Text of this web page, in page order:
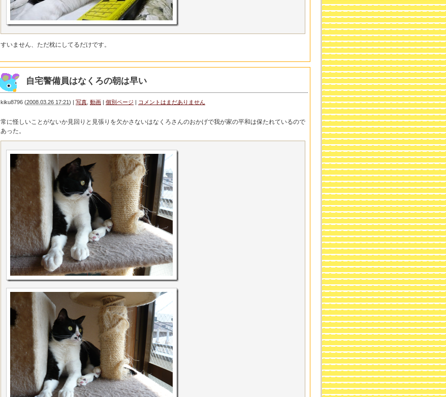
すいません、ただ枕にしてるだけです。
自宅警備員はなくろの朝は早い
kiku8796 (2008.03.26 17:21) | 写真 動画 | 個別ページ | コメントはまだありません
常に怪しいことがないか見回りと見張りを欠かさないはなくろさんのおかげで我が家の平和は保たれているので
あった。